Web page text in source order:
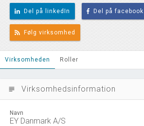
Del på linkedIn Del på facebook
Følg virksomhed
Virksomheden Roller
subject Virksomhedsinformation
Navn
EY Danmark A/S